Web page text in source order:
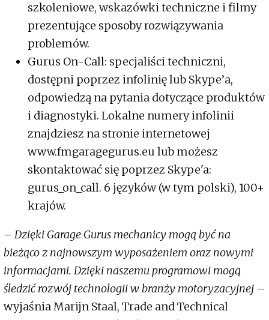
szkoleniowe, wskazówki techniczne i filmy
prezentujące sposoby rozwiązywania
problemów.
Gurus On-Call: specjaliści techniczni,
dostępni poprzez infolinię lub Skype’a,
odpowiedzą na pytania dotyczące produktów
i diagnostyki. Lokalne numery infolinii
znajdziesz na stronie internetowej
www.fmgaragegurus.eu lub możesz
skontaktować się poprzez Skype'a:
gurus_on_call. 6 języków (w tym polski), 100+
krajów.
– Dzięki Garage Gurus mechanicy mogą być na
bieżąco z najnowszym wyposażeniem oraz nowymi
informacjami. Dzięki naszemu programowi mogą
śledzić rozwój technologii w branży motoryzacyjnej –
wyjaśnia Marijn Staal, Trade and Technical